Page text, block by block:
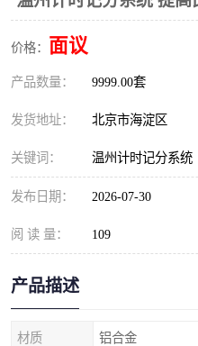
价格： 面议
产品数量： 9999.00套
发货地址： 北京市海淀区
关键词： 温州计时记分系统
发布日期： 2026-07-30
阅 读 量： 109
产品描述
材质 铝合金